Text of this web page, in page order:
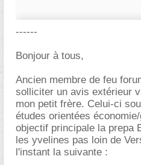
------
Bonjour à tous,
Ancien membre de feu
solliciter un avis extérieur
mon petit frère. Celui-ci
études orientées
objectif principale la prepa
les yvelines pas loin de
l'instant la suivante :